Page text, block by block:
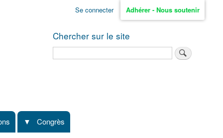
Se connecter Adhérer - Nous soutenir
Chercher sur le site
Congrès